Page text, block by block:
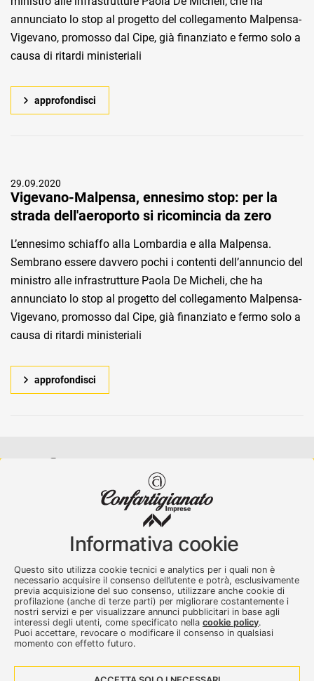
annunciato lo stop al progetto del collegamento Malpensa-
Vigevano, promosso dal Cipe, già finanziato e fermo solo a
causa di ritardi ministeriali
approfondisci
29.09.2020
Vigevano-Malpensa, ennesimo stop: per la
strada dell'aeroporto si ricomincia da zero
L’ennesimo schiaffo alla Lombardia e alla Malpensa.
Sembrano essere davvero pochi i contenti dell’annuncio del
ministro alle infrastrutture Paola De Micheli, che ha
annunciato lo stop al progetto del collegamento Malpensa-
Vigevano, promosso dal Cipe, già finanziato e fermo solo a
causa di ritardi ministeriali
approfondisci
Confartigianato Imprese Varese
0332 256111-Fax. 0332 256200
artser@artser.it
© 2020 – 2026 - Confartigianato Imprese Varese - P.IVA
00449700129
Informativa cookie
Questo sito utilizza cookie tecnici e analytics per i quali non è
necessario acquisire il consenso dell’utente e potrà, esclusivamente
previa acquisizione del suo consenso, utilizzare anche cookie di
profilazione (anche di terze parti) per migliorare costantemente i
nostri servizi e per visualizzare annunci pubblicitari in base agli
interessi degli utenti, come specificato nella cookie policy.
Puoi accettare, revocare o modificare il consenso in qualsiasi
momento con effetto futuro.